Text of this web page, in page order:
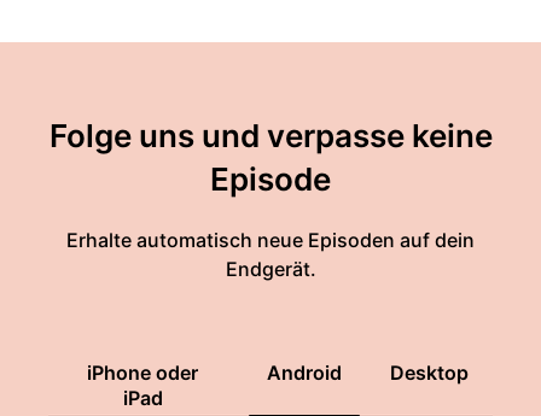
Folge uns und verpasse keine
Episode
Erhalte automatisch neue Episoden auf dein
Endgerät.
iPhone oder
iPad
Android Desktop